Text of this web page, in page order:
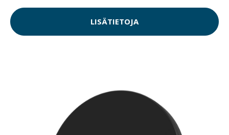
LISÄTIETOJA